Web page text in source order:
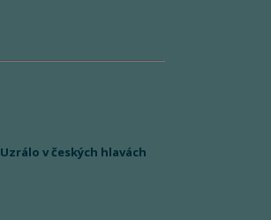
Uzrálo v českých hlavách